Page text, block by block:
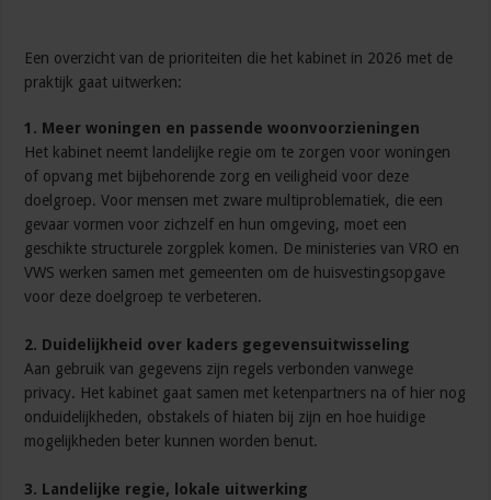
Een overzicht van de prioriteiten die het kabinet in 2026 met de
praktijk gaat uitwerken:
1. Meer woningen en passende woonvoorzieningen
Het kabinet neemt landelijke regie om te zorgen voor woningen
of opvang met bijbehorende zorg en veiligheid voor deze
doelgroep. Voor mensen met zware multiproblematiek, die een
gevaar vormen voor zichzelf en hun omgeving, moet een
geschikte structurele zorgplek komen. De ministeries van VRO en
VWS werken samen met gemeenten om de huisvestingsopgave
voor deze doelgroep te verbeteren.
2. Duidelijkheid over kaders gegevensuitwisseling
Aan gebruik van gegevens zijn regels verbonden vanwege
privacy. Het kabinet gaat samen met ketenpartners na of hier nog
onduidelijkheden, obstakels of hiaten bij zijn en hoe huidige
mogelijkheden beter kunnen worden benut.​​​​​​​
3. Landelijke regie, lokale uitwerking